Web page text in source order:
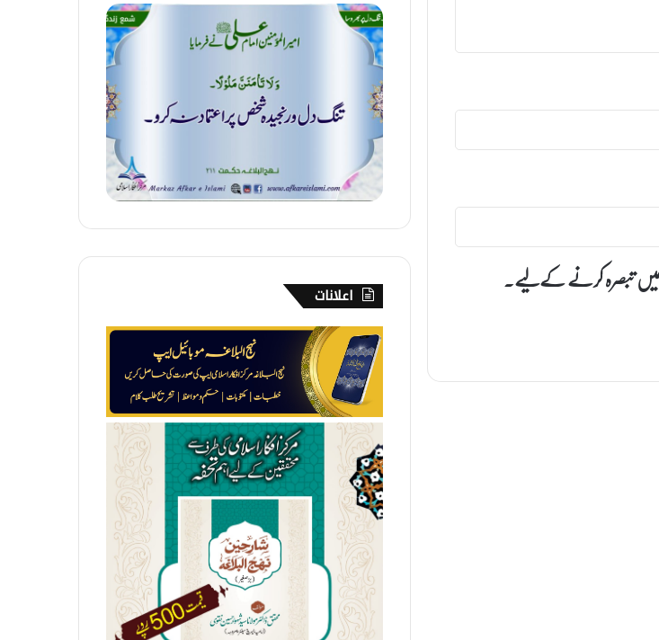
میں تبصرہ کرنے کےلیے۔
2
7
6
۔
ت
ن
گ
د
ل
پ
ر
ر
س
ا
اعلانات